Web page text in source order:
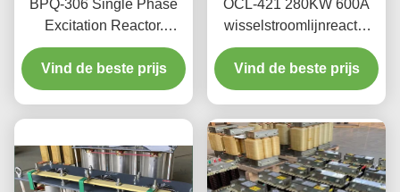
BPQ-306 Single Phase
Excitation Reactor.
Magnetische controle
reactor voor
energiesystemen.
Vind de beste prijs
OCL-421 280KW 600A
wisselstroomlijnreactor
voor VFD-omvormer-
invoer-uitvoer
Vind de beste prijs